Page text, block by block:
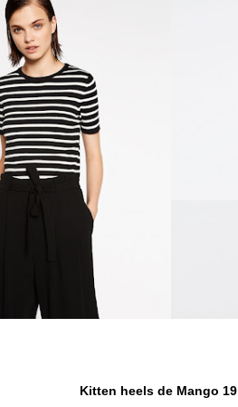
Kitten heels de Mango